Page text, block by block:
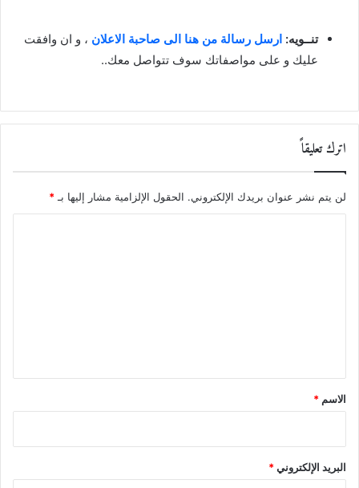
تنــويه: ارسل رسالة من هنا الى صاحبة الاعلان ، و ان وافقت
عليك و على مواصفاتك سوف تتواصل معك..
اترك تعليقاً
لن يتم نشر عنوان بريدك الإلكتروني. الحقول الإلزامية مشار إليها بـ *
*
الاسم *
البريد الإلكتروني*